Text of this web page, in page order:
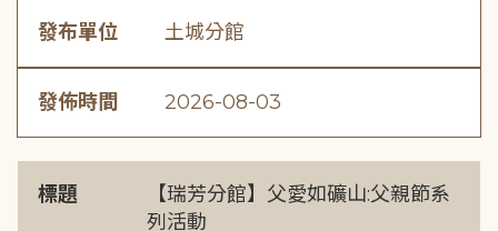
發布單位 土城分館
發佈時間 2026-08-03
標題
【瑞芳分館】父愛如礦山:父親節系
列活動